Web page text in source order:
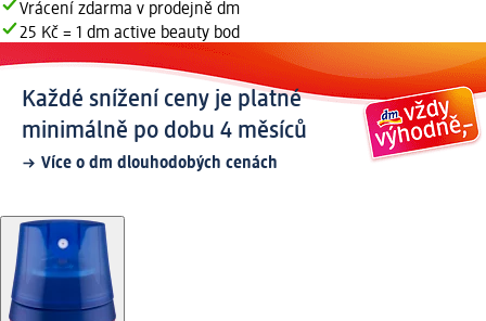
Vrácení zdarma v prodejně dm
25 Kč = 1 dm active beauty bod
Každé snížení ceny je platné
minimálně po dobu 4 měsíců
Více o dm dlouhodobých cenách